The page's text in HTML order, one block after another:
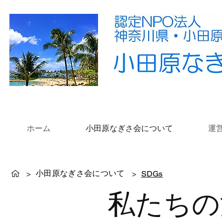
ホーム 小田原なぎさ会について 運
> 小田原なぎさ会について > SDGs
私たち